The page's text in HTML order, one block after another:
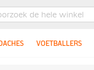
VOETBALLERS